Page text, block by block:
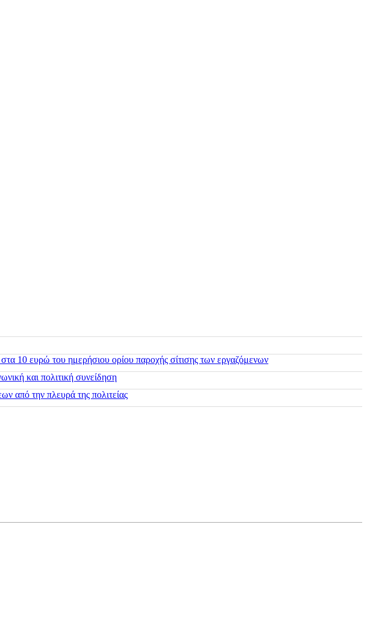
10 ευρώ του ημερήσιου ορίου παροχής σίτισης των εργαζόμενων
και πολιτική συνείδηση
από την πλευρά της πολιτείας